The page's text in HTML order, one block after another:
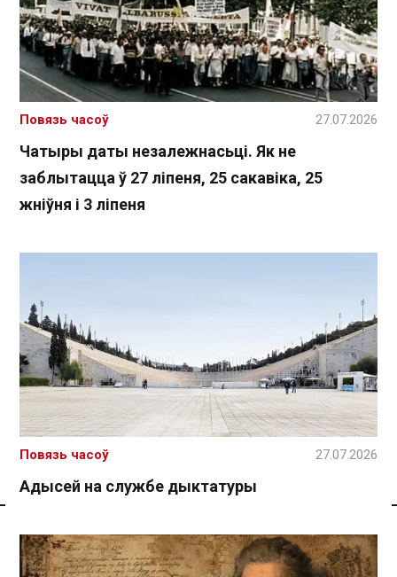
Чатыры даты незалежнасьці. Як не
заблытацца ў 27 ліпеня, 25 сакавіка, 25
жніўня і 3 ліпеня
Повязь часоў 27.07.2026
Адысей на службе дыктатуры
Повязь часоў 27.07.2026